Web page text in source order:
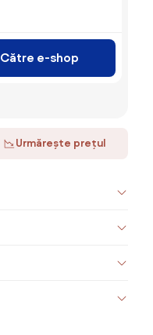
Către e-shop
Urmărește prețul